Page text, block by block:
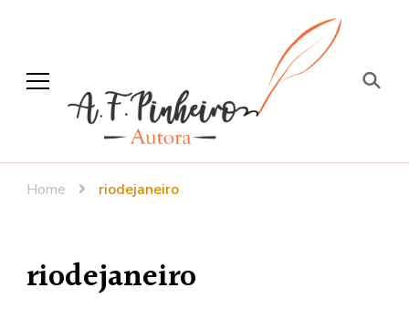
A. F. Pinheiro
Home riodejaneiro
riodejaneiro